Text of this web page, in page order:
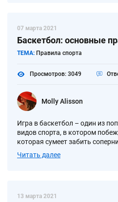
07 марта 2021
Баскетбол: основные
ТЕМА: Правила спорта
Просмотров: 3049
Molly Alisson
Игра в баскетбол – один из
видов спорта, в котором
которая сумеет забить
Читать далее
13 марта 2021